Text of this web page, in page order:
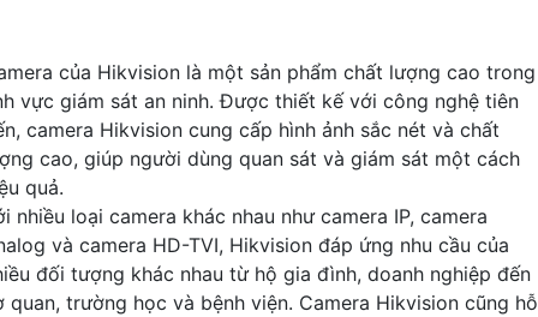
của Hikvision là một sản phẩm chất lượng cao trong
vực giám sát an ninh. Được thiết kế với công nghệ tiên
camera Hikvision cung cấp hình ảnh sắc nét và chất
cao, giúp người dùng quan sát và giám sát một cách
quả.
nhiều loại camera khác nhau như camera IP, camera
và camera HD-TVI, Hikvision đáp ứng nhu cầu của
đối tượng khác nhau từ hộ gia đình, doanh nghiệp đến
quan, trường học và bệnh viện. Camera Hikvision cũng hỗ